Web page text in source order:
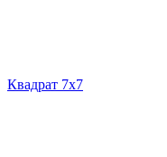
Квадрат 7х7